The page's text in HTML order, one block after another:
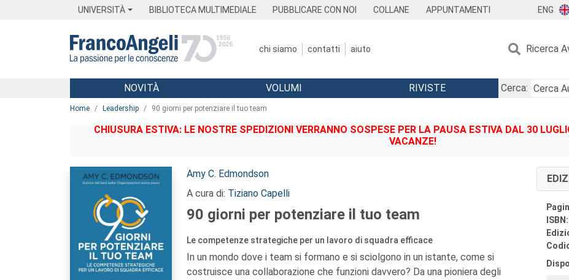
UNIVERSITÀ BIBLIOTECA MULTIMEDIALE PUBBLICARE CON NOI COLLANE APPUNTAMENTI ENG
chi siamo contatti aiuto Ricerca
Menu
NOVITÀ VOLUMI RIVISTE
Cerca:
Home Leadership 90 giorni per potenziare il tuo team
CHIUSURA ESTIVA: LE NOSTRE SPEDIZIONI VERRANNO SOSPESE PER LA PAUSA ESTIVA DAL 30
VACANZE!
Autori:
Amy C. Edmondson
A cura di: Tiziano Capelli
90 giorni per potenziare il tuo team
Le competenze strategiche per un lavoro di squadra efficace
In un mondo dove i team si formano e si sciolgono in un istante, come si
costruisce una collaborazione che funzioni davvero? Da una pioniera degli
ISBN: